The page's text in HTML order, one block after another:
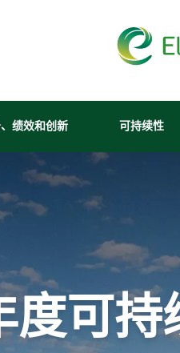
em nosso site. Você
permitir. Para mais
da navegação.
para melhorar a
绩效和创新
我们的纸浆
生产链
林区
可再生能源发电
综合物流
创新
EBLOG
Tabela de Preços
可持续性
巴西
财务报表
资产负债表
请与投资者关系人员
度可持